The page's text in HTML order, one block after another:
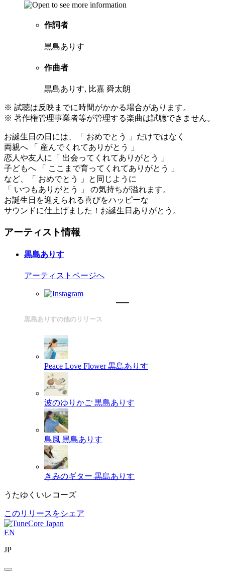
作詞者
黒島ありす
作曲者
黒島ありす, 比嘉 舜太朗
※ 試聴は反映までに時間がかかる場合があります。
※ 著作権管理事業者等が管理する楽曲は試聴できません。
お誕生日の日には、「 おめでとう 」だけではなく
両親へ 「 産んでくれてありがとう 」
恋人や友人に「 出会ってくれてありがとう 」
子どもへ 「 ここまで育ってくれてありがとう 」
など、「 おめでとう 」と同じように
「 いつもありがとう 」 の気持ちが溢れます。
お誕生日を迎えられる喜びをハッピーな
サウンドに仕上げました！お誕生日ありがとう。
アーティスト情報
黒島ありす
アーティストページへ
黒島ありすの他のリリース
Peace Love Flower 黒島ありす
波のゆりかご 黒島ありす
島風 黒島ありす
きみのギター 黒島ありす
うたゆくいレコーズ
このリリースをシェア
EN
JP